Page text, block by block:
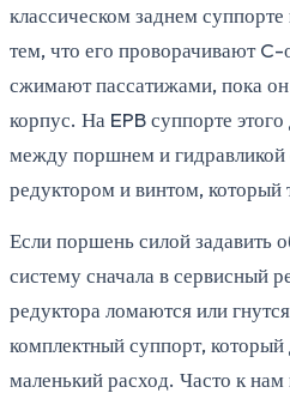
классическом заднем
тем, что его проворачивают
сжимают пассатижами, пока он
корпус. На EPB суппорте
между поршнем и гидравликой
редуктором и винтом, который
Если поршень силой задавить
систему сначала в сервисный
редуктора ломаются или
комплектный суппорт,
маленький расход. Часто к